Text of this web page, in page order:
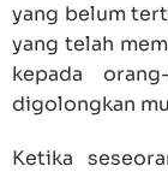
yang belum
yang telah
kepada
digolongkan
Ketika